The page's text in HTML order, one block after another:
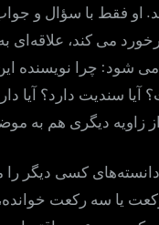
. او فقط با سؤال و
می کند، علاقه‌ای
می شود: چرا نویسنده
سندیت دارد؟ آیا
دیگری هم به
کسی دیگر را
یا سه رکعت